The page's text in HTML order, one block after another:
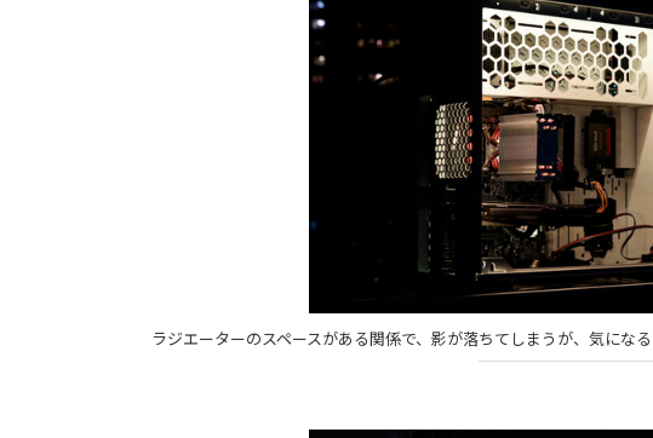
ラジエーターのスペースがある関係で、影が落ちてしまうが、気にな